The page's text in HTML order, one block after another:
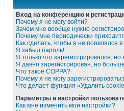
Вход на конференцию и
Почему я не могу войти?
Зачем мне вообще нужно
Почему мне периодически
Как сделать, чтобы я не появлялся
Я забыл пароль!
Я только что зарегистрировался, но
Я давно зарегистрирован, но
Что такое COPPA?
Почему я не могу
Что делает функция «Удалить
Параметры и настройки
Как мне изменить мои настройки?